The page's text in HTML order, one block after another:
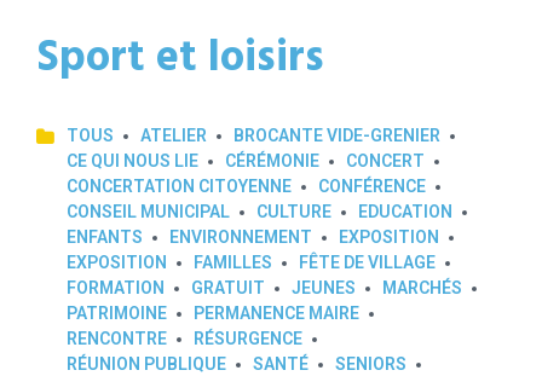
Sport et loisirs
TOUS ATELIER
BROCANTE VIDE-GRENIER
CE QUI NOUS LIE
CÉRÉMONIE
CONCERT
CONCERTATION CITOYENNE
CONFÉRENCE
CONSEIL MUNICIPAL
CULTURE
EDUCATION
ENFANTS
ENVIRONNEMENT
EXPOSITION
EXPOSITION
FAMILLES
FÊTE DE VILLAGE
FORMATION
GRATUIT JEUNES
MARCHÉS
PATRIMOINE
PERMANENCE MAIRE
RENCONTRE
RÉSURGENCE
RÉUNION PUBLIQUE
SANTÉ
SENIORS